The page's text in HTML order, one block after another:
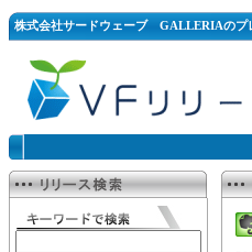
株式会社サードウェーブ GALLERIAのプ